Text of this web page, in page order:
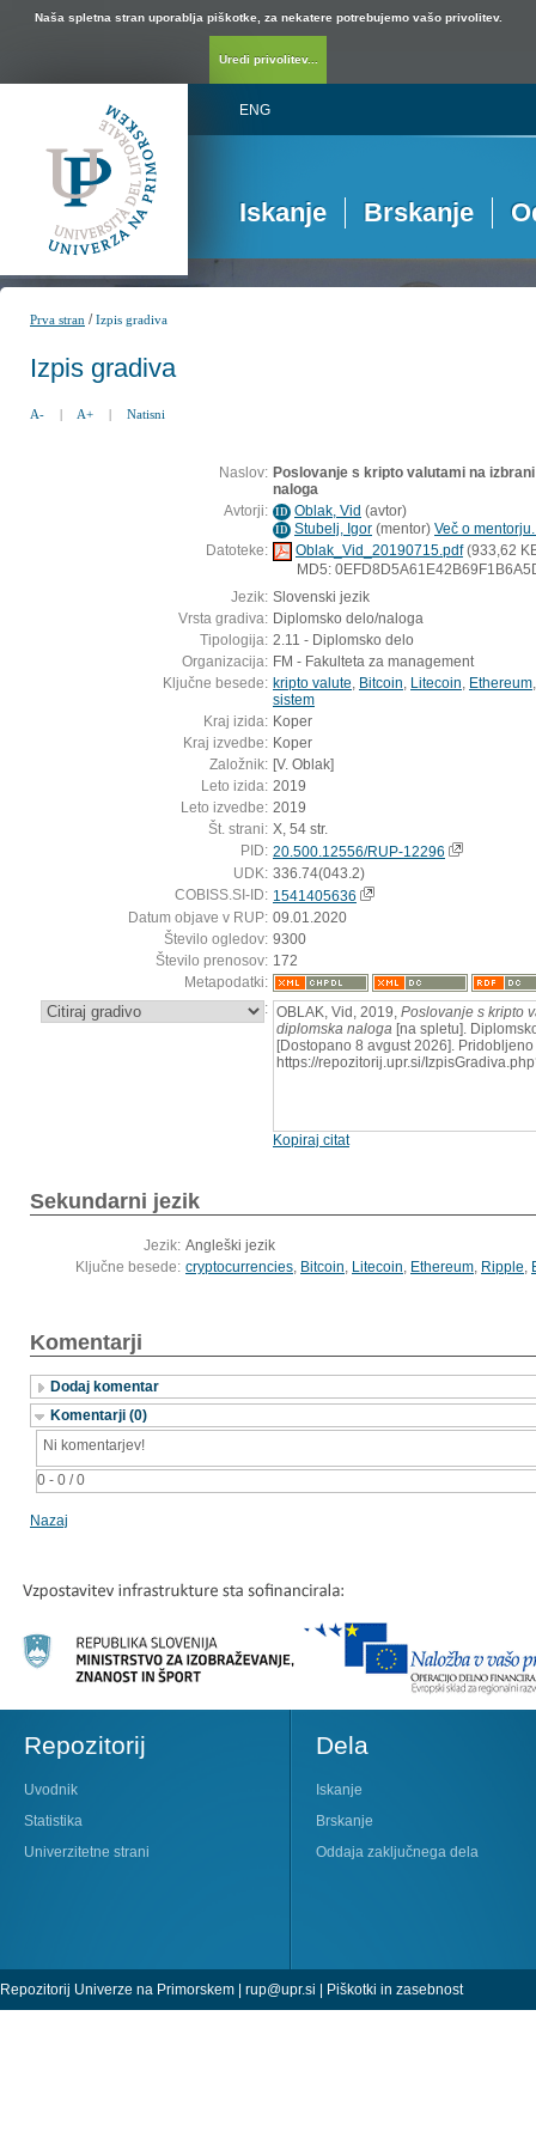
Naša spletna stran uporablja piškotke, za nekatere potrebujemo vašo privolitev.
Uredi privolitev...
ENG
Iskanje Brskanje
Prva stran /Izpis gradiva
Izpis gradiva
A- | A+ | Natisni
Naslov: Poslovanje s kripto valutami na
naloga
Avtorji: ID Oblak, Vid (avtor)
ID Stubelj, Igor (mentor) Več o
Datoteke:
Oblak_Vid_20190715.pdf(933,62
MD5:
Jezik: Slovenski jezik
Vrsta gradiva: Diplomsko delo/naloga
Tipologija: 2.11 - Diplomsko delo
Organizacija: FM - Fakulteta za management
Ključne besede: kripto valute Bitcoin Litecoin Ethereum
sistem
Kraj izida: Koper
Kraj izvedbe: Koper
Založnik: [V. Oblak]
Leto izida: 2019
Leto izvedbe: 2019
Št. strani: X, 54 str.
PID: 20.500.12556/RUP-12296
UDK: 336.74(043.2)
COBISS.SI-ID: 1541405636
Datum objave v RUP: 09.01.2020
Število ogledov: 9300
Število prenosov: 172
Metapodatki:
: OBLAK, Vid, 2019, Poslovanje s kripto
diplomska naloga [na spletu].
[Dostopano 8 avgust 2026]. Pridobljeno
https://repozitorij.upr.si/
Kopiraj citat
Sekundarni jezik
Jezik: Angleški jezik
Ključne besede: cryptocurrencies, Bitcoin, Litecoin, Ethereum, Ripple,
Komentarji
Dodaj komentar
Komentarji (0)
0 - 0 / 0
Ni komentarjev!
Nazaj
Repozitorij
Uvodnik
Statistika
Univerzitetne strani
Dela
Iskanje
Brskanje
Oddaja zaključnega dela
Repozitorij Univerze na Primorskem | rup@upr.si Piškotki in zasebnost